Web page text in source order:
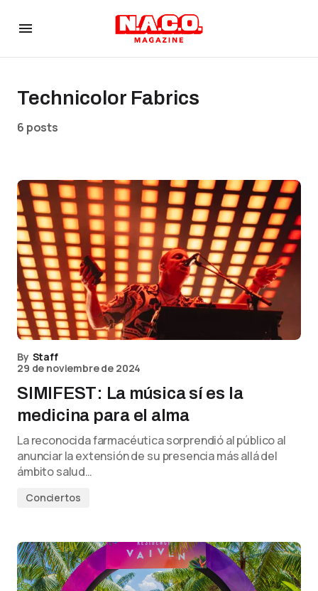
Technicolor Fabrics
6 posts
By Staff
29 de noviembre de 2024
SIMIFEST: La música sí es la
medicina para el alma
La reconocida farmacéutica sorprendió al público al
anunciar la extensión de su presencia más allá del
ámbito salud…
Conciertos